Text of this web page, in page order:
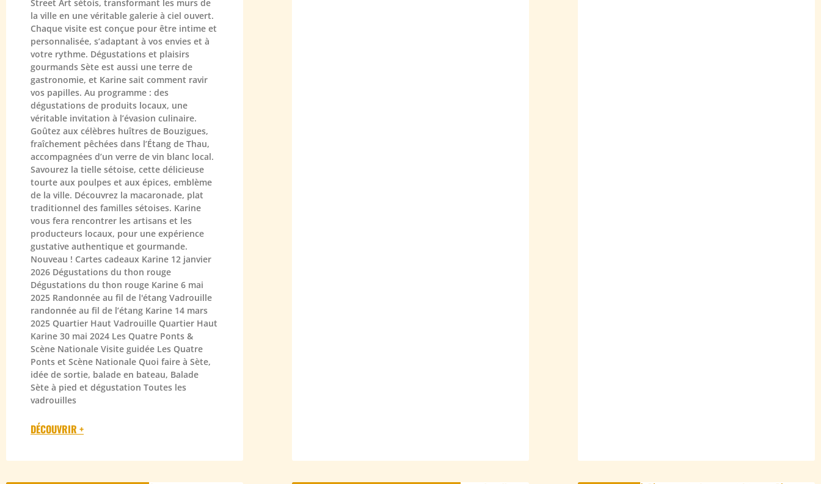
Street Art sétois, transformant les murs de
la ville en une véritable galerie à ciel ouvert.
Chaque visite est conçue pour être intime et
personnalisée, s’adaptant à vos envies et à
votre rythme. Dégustations et plaisirs
gourmands Sète est aussi une terre de
gastronomie, et Karine sait comment ravir
vos papilles. Au programme : des
dégustations de produits locaux, une
véritable invitation à l’évasion culinaire.
Goûtez aux célèbres huîtres de Bouzigues,
fraîchement pêchées dans l’Étang de Thau,
accompagnées d’un verre de vin blanc local.
Savourez la tielle sétoise, cette délicieuse
tourte aux poulpes et aux épices, emblème
de la ville. Découvrez la macaronade, plat
traditionnel des familles sétoises. Karine
vous fera rencontrer les artisans et les
producteurs locaux, pour une expérience
gustative authentique et gourmande.
Nouveau ! Cartes cadeaux Karine 12 janvier
2026 Dégustations du thon rouge
Dégustations du thon rouge Karine 6 mai
2025 Randonnée au fil de l'étang Vadrouille
randonnée au fil de l’étang Karine 14 mars
2025 Quartier Haut Vadrouille Quartier Haut
Karine 30 mai 2024 Les Quatre Ponts &
Scène Nationale Visite guidée Les Quatre
Ponts et Scène Nationale Quoi faire à Sète,
idée de sortie, balade en bateau, Balade
Sète à pied et dégustation Toutes les
vadrouilles
DÉCOUVRIR +